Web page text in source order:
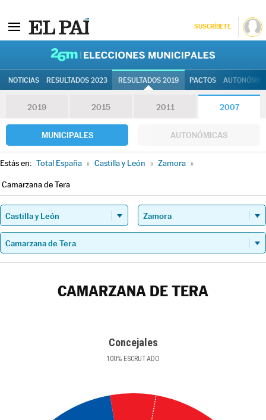
SUSCRÍBETE
NOTICIAS RESULTADOS 2023 RESULTADOS 2019 PACTOS
2019 2015 2011 2007
MUNICIPALES AUTONÓMICAS
Estás en: Total España » Castilla y León » Zamora »
Camarzana de Tera
CAMARZANA DE TERA
Concejales
100% ESCRUTADO